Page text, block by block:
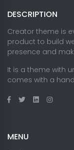
DESCRIPTION
Creator theme is
product to build
presence and
It is a theme with
comes with a
MENU